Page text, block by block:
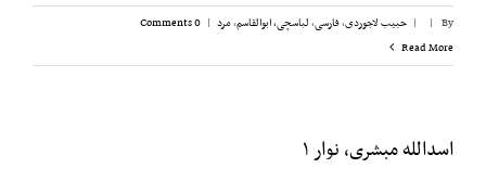
By
|
| حبیب لاجوردی,فارسی,لباسچی، ابوالقاسم,مرد |
0 Comments
Read More
اسدالله مبشری، نوار ۱